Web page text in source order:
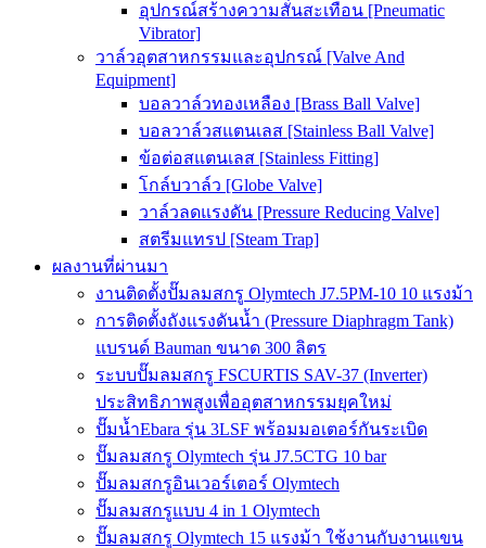
อุปกรณ์สร้างความสั่นสะเทือน [Pneumatic
Vibrator]
วาล์วอุตสาหกรรมและอุปกรณ์ [Valve And
Equipment]
บอลวาล์วทองเหลือง [Brass Ball Valve]
บอลวาล์วสแตนเลส [Stainless Ball Valve]
ข้อต่อสแตนเลส [Stainless Fitting]
โกล์บวาล์ว [Globe Valve]
วาล์วลดแรงดัน [Pressure Reducing Valve]
สตรีมแทรป [Steam Trap]
ผลงานที่ผ่านมา
งานติดตั้งปั๊มลมสกรู Olymtech J7.5PM-10 10 แรงม้า
การติดตั้งถังแรงดันน้ำ (Pressure Diaphragm Tank)
แบรนด์ Bauman ขนาด 300 ลิตร
ระบบปั๊มลมสกรู FSCURTIS SAV-37 (Inverter)
ประสิทธิภาพสูงเพื่ออุตสาหกรรมยุคใหม่
ปั๊มน้ำEbara รุ่น 3LSF พร้อมมอเตอร์กันระเบิด
ปั๊มลมสกรู Olymtech รุ่น J7.5CTG 10 bar
ปั๊มลมสกรูอินเวอร์เตอร์ Olymtech
ปั๊มลมสกรูแบบ 4 in 1 Olymtech
ปั๊มลมสกรู Olymtech 15 แรงม้า ใช้งานกับงานแขน